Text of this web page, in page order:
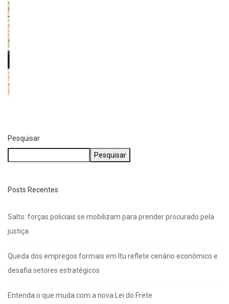
Pesquisar
Pesquisar
Posts Recentes
Salto: forças policiais se mobilizam para prender procurado pela
justiça
Queda dos empregos formais em Itu reflete cenário econômico e
desafia setores estratégicos
Entenda o que muda com a nova Lei do Frete